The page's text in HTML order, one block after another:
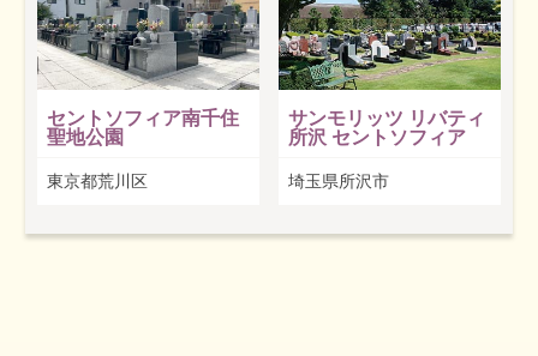
セントソフィア南千住
聖地公園
東京都荒川区
サンモリッツ リバティ
所沢 セントソフィア
埼玉県所沢市